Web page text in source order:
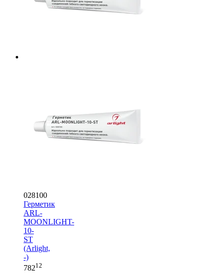
028100
Герметик
ARL-
MOONLIGHT-
10-
ST
(Arlight,
-)
78212